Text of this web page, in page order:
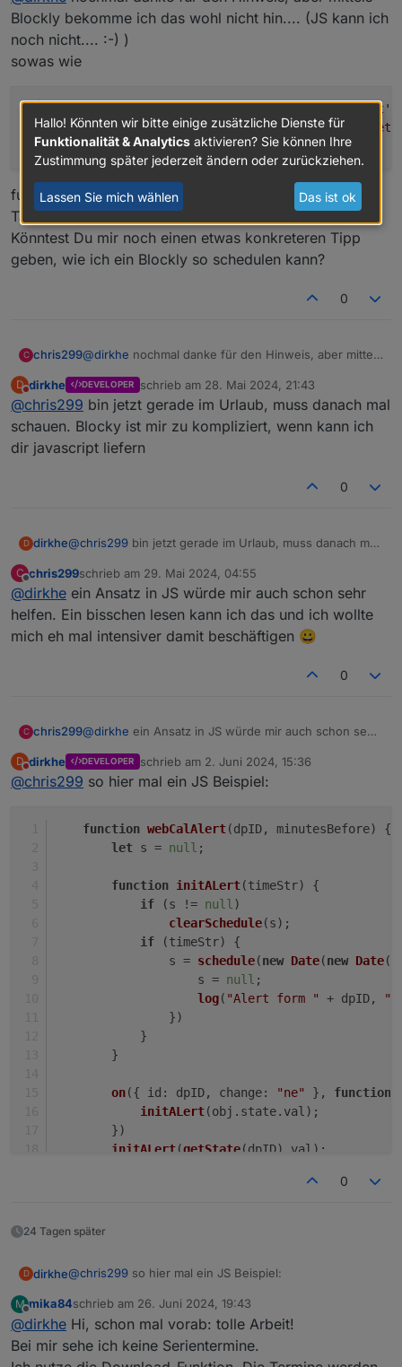
errinnerung auslösen. Aber ggf. Darüber nachdenken,
ein ggf. Gesetztes schedule zu löschen, falls du die zeit
mal änderst. Zusätzlich beim start des scriptes die
funktion auch aufrufen, falls der iobroker oder der
Blockly bekomme ich das wohl nicht hin.... (JS kann ich
noch nicht.... :-) )
sowas wie
'webcal.0.events.SchuleMarlon.next'
console. info('naechste Veranstaltung gestartet
});
funktiniert anscheinend nur mit Uhrzeit am gleichen
Tag....
Könntest Du mir noch einen etwas konkreteren Tipp
geben, wie ich ein Blockly so schedulen kann?
0
C chris299@dirkhe nochmal danke für den Hinweis, aber mittels
ich noch nicht.... :-) )
sowas wie
console.info('naechste Veranstaltung
funktiniert anscheinend nur mit Uhrzeit am gleichen
Tag....
Könntest Du mir noch einen etwas konkreteren Tipp
D
Nicht stören
dirkhe DEVELOPER schrieb am 28. Mai 2024, 21:43
zuletzt editiert von
@chris299 bin jetzt gerade im Urlaub, muss danach mal
schauen. Blocky ist mir zu kompliziert, wenn kann ich
dir javascript liefern
0
D dirkhe@chris299 bin jetzt gerade im Urlaub, muss danach mal
dir javascript liefern
C
Offline
chris299schrieb am 29. Mai 2024, 04:55
zuletzt editiert von
@dirkhe ein Ansatz in JS würde mir auch schon sehr
helfen. Ein bisschen lesen kann ich das und ich wollte
mich eh mal intensiver damit beschäftigen 😀
0
C chris299@dirkhe ein Ansatz in JS würde mir auch schon sehr
wollte mich eh mal intensiver damit beschäftigen 😀
D
Nicht stören
dirkhe DEVELOPER schrieb am 2. Juni 2024, 15:36
zuletzt editiert von
@chris299 so hier mal ein JS Beispiel:
function webCalAlert(dpID, minutesBefore) {
let s = null ;
function initALert(timeStr) {
if (s != null)
clearSchedule(s);
if (timeStr) {
                s =
schedule(new Date(new Date
                    s =
null ;
log( "Alert form " + dpID,
                })
            }
        }
on({ id : dpID, change: "ne" }, function
initALert(obj. state. val);
        })
initALert(getState(dpID). val );
webCalAlert
0
24 Tagen später
D dirkhe@chris299 so hier mal ein JS Beispiel:
function webCalAlert(dpID, minutesBefore)
        let s = null;
        function initALert(timeStr) {
M
Offline
mika84schrieb am 26. Juni 2024, 19:43
zuletzt editiert von
@dirkhe Hi, schon mal vorab: tolle Arbeit!
Bei mir sehe ich keine Serientermine.
Hallo! Könnten wir bitte einige zusätzliche Dienste für
Funktionalität & Analytics aktivieren? Sie können Ihre
Zustimmung später jederzeit ändern oder zurückziehen.
Lassen Sie mich wählen Das ist ok